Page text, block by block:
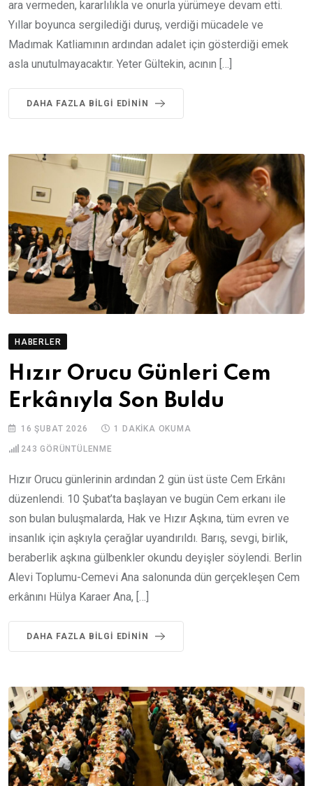
ara vermeden, kararlılıkla ve onurla yürümeye devam etti.
Yıllar boyunca sergilediği duruş, verdiği mücadele ve
Madımak Katliamının ardından adalet için gösterdiği emek
asla unutulmayacaktır. Yeter Gültekin, acının […]
DAHA FAZLA BILGI EDININ
HABERLER
Hızır Orucu Günleri Cem
Erkânıyla Son Buldu
16 ŞUBAT 2026 1 DAKIKA OKUMA
243 GÖRÜNTÜLENME
Hızır Orucu günlerinin ardından 2 gün üst üste Cem Erkânı
düzenlendi. 10 Şubat’ta başlayan ve bugün Cem erkanı ile
son bulan buluşmalarda, Hak ve Hızır Aşkına, tüm evren ve
insanlık için aşkıyla çerağlar uyandırıldı. Barış, sevgi, birlik,
beraberlik aşkına gülbenkler okundu deyişler söylendi. Berlin
Alevi Toplumu-Cemevi Ana salonunda dün gerçekleşen Cem
erkânını Hülya Karaer Ana, […]
DAHA FAZLA BILGI EDININ